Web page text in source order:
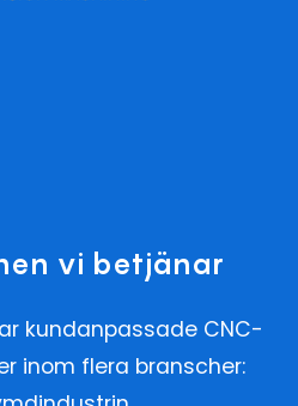
vi betjänar
kundanpassade CNC-
inom flera branscher: